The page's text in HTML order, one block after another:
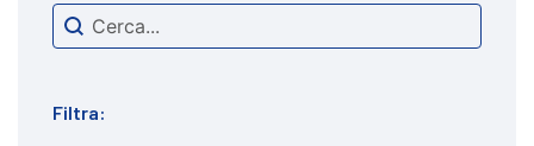
cerca
Search content
Filtra: